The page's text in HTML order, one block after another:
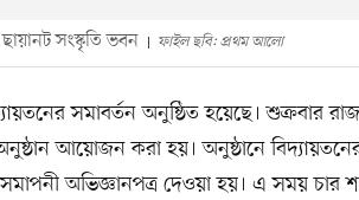
সংস্কৃতি ভবন ফাইল ছবি: প্রথম আলো
সমাবর্তন অনুষ্ঠিত হয়েছে। শুক্রবার
আয়োজন করা হয়। অনুষ্ঠানে
সমাপনী অভিজ্ঞানপত্র দেওয়া হয়। এ সময় চার